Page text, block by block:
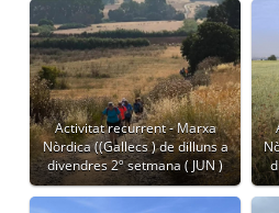
Activitat recurrent - Marxa
Nòrdica ((Gallecs ) de dilluns a
divendres 2º setmana ( JUN )